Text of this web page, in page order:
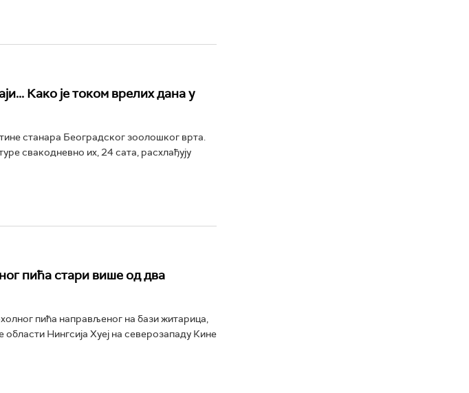
Како је током врелих дана у
станара Београдског зоолошког врта.
свакодневно их, 24 сата, расхлађују
пића стари више од два
пића направљеног на бази житарица,
Нингсија Хуеј на северозападу Кине